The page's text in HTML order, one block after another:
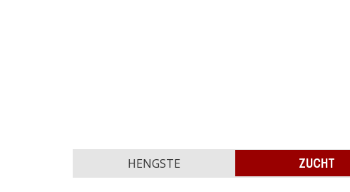
HENGSTE ZUCHT